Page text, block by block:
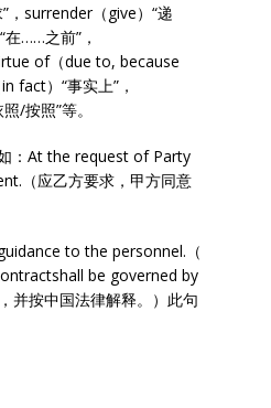
，surrender（give）“递
……之前”，
of（due to, because
fact）“事实上”，
/按照”等。
：At the request of Party
（应乙方要求，甲方同意
to the personnel.（
be governed by
并按中国法律解释。）此句